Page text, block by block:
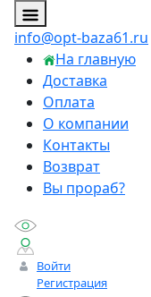
info@opt-baza61.ru
На главную
Доставка
Оплата
О компании
Контакты
Возврат
Вы прораб?
Войти
Регистрация